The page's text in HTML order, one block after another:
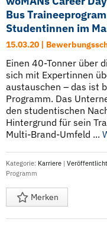
Bus
Studentinnen im
15.03.20 |
Einen 40-Tonner über
sich mit Expertinnen
austauschen – das ist
Programm. Das
den studentischen
Hintergrund für sein
Multi-Brand-Umfeld ...
Kategorie: Karriere |
Programm
Merken